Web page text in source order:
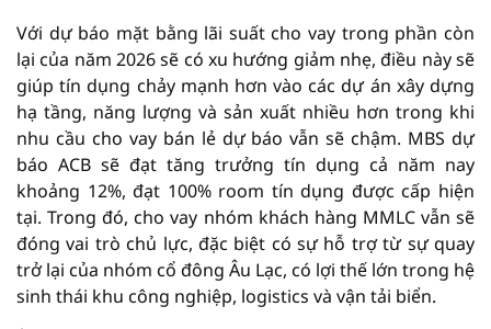
Với dự báo mặt bằng lãi suất cho vay trong phần còn
lại của năm 2026 sẽ có xu hướng giảm nhẹ, điều này sẽ
giúp tín dụng chảy mạnh hơn vào các dự án xây dựng
hạ tầng, năng lượng và sản xuất nhiều hơn trong khi
nhu cầu cho vay bán lẻ dự báo vẫn sẽ chậm. MBS dự
báo ACB sẽ đạt tăng trưởng tín dụng cả năm nay
khoảng 12%, đạt 100% room tín dụng được cấp hiện
tại. Trong đó, cho vay nhóm khách hàng MMLC vẫn sẽ
đóng vai trò chủ lực, đặc biệt có sự hỗ trợ từ sự quay
trở lại của nhóm cổ đông Âu Lạc, có lợi thế lớn trong hệ
sinh thái khu công nghiệp, logistics và vận tải biển.